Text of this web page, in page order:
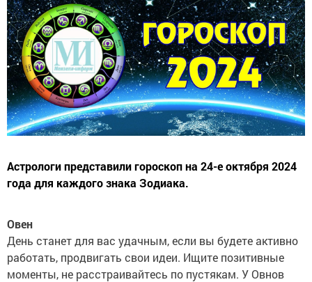
Астрологи представили гороскоп на 24-е октября 2024
года для каждого знака Зодиака.
Овен
День станет для вас удачным, если вы будете активно
работать, продвигать свои идеи. Ищите позитивные
моменты, не расстраивайтесь по пустякам. У Овнов